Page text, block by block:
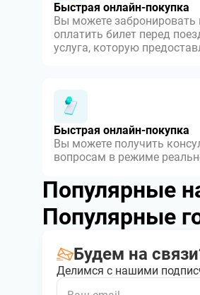
Быстрая онлайн-покупка
Вы можете забронировать
оплатить билет перед
услуга, которую
Быстрая онлайн-покупка
Вы можете получить
вопросам в режиме
Популярные
Популярные
Будем на
Делимся с нашими